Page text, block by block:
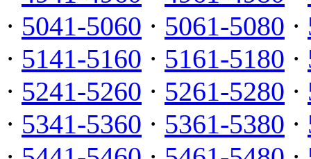
· 5041-5060 · 5061-5080 ·
· 5141-5160 · 5161-5180 ·
· 5241-5260 · 5261-5280 ·
· 5341-5360 · 5361-5380 ·